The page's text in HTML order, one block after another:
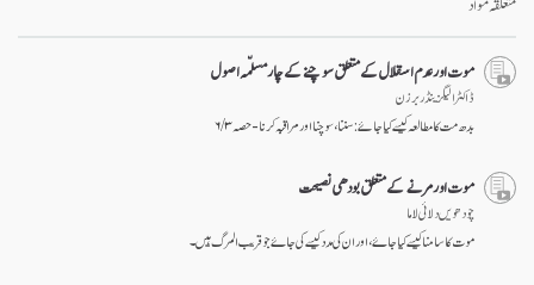
موت اور عدم اسقلال کے متعلق سوچنے کے چار مسلّمہ اصول
ڈاکٹر الیگزینڈر برزن
بدھ مت کا مطالعہ کیسے کیا جائے: سننا، سوچنا اور مراقبہ کرنا - حصہ ۳ / ۶
موت اور مرنے کے متعلق بودھی نصیحت
چودھویں دلائی لاما
موت کا سامنا کیسے کیا جاۓ، اور ان کی مدد کیسے کی جاۓ جو قریب المرگ ہیں۔